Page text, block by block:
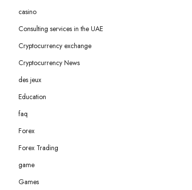
casino
Consulting services in the UAE
Cryptocurrency exchange
Cryptocurrency News
des jeux
Education
faq
Forex
Forex Trading
game
Games